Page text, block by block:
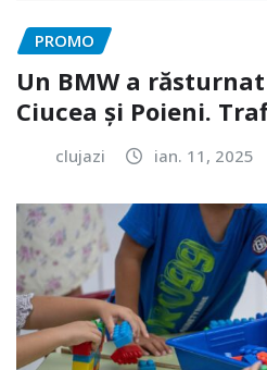
PROMO
Un BMW a
Ciucea și Poieni.
clujazi ian. 11, 2025